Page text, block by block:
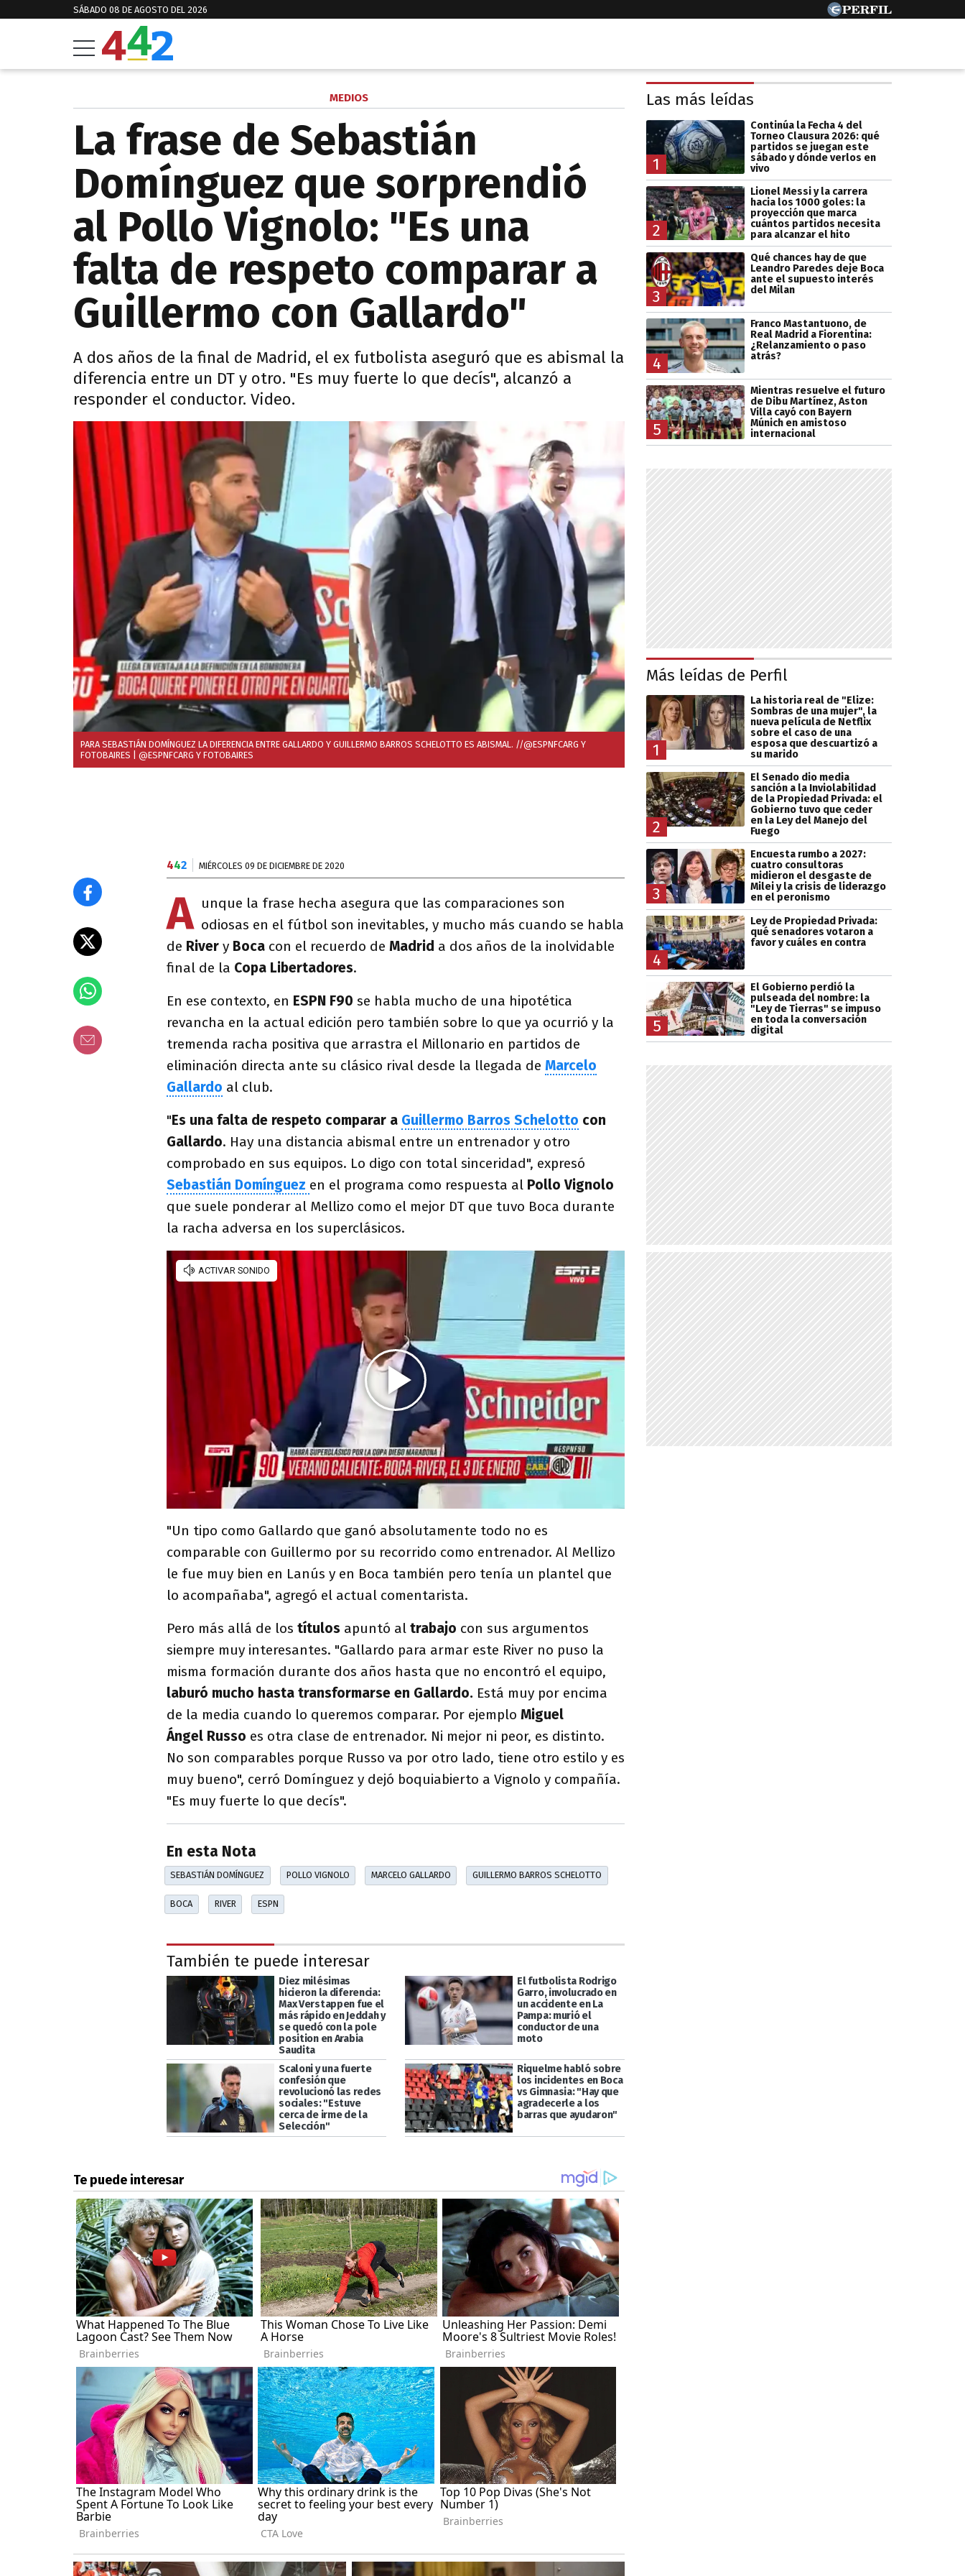
SÁBADO 08 DE AGOSTO DEL 2026
MEDIOS
La frase de Sebastián
Domínguez que sorprendió
al Pollo Vignolo: "Es una
falta de respeto comparar a
Guillermo con Gallardo"
A dos años de la final de Madrid, el ex futbolista aseguró que es abismal la
diferencia entre un DT y otro. "Es muy fuerte lo que decís", alcanzó a
responder el conductor. Video.
PARA SEBASTIÁN DOMÍNGUEZ LA DIFERENCIA ENTRE GALLARDO Y GUILLERMO BARROS SCHELOTTO ES ABISMAL. //@ESPNFCARG Y
FOTOBAIRES | @ESPNFCARG Y FOTOBAIRES
442 MIÉRCOLES 09 DE DICIEMBRE DE 2020
A unque la frase hecha asegura que las comparaciones son
odiosas en el fútbol son inevitables, y mucho más cuando se habla
de River y Boca con el recuerdo de Madrid a dos años de la inolvidable
final de la Copa Libertadores.
En ese contexto, en ESPN F90 se habla mucho de una hipotética
revancha en la actual edición pero también sobre lo que ya ocurrió y la
tremenda racha positiva que arrastra el Millonario en partidos de
eliminación directa ante su clásico rival desde la llegada de Marcelo
Gallardo al club.
"Es una falta de respeto comparar a Guillermo Barros Schelotto con
Gallardo. Hay una distancia abismal entre un entrenador y otro
comprobado en sus equipos. Lo digo con total sinceridad", expresó
Sebastián Domínguez en el programa como respuesta al Pollo Vignolo
que suele ponderar al Mellizo como el mejor DT que tuvo Boca durante
la racha adversa en los superclásicos.
"Un tipo como Gallardo que ganó absolutamente todo no es
comparable con Guillermo por su recorrido como entrenador. Al Mellizo
le fue muy bien en Lanús y en Boca también pero tenía un plantel que
lo acompañaba", agregó el actual comentarista.
Pero más allá de los títulos apuntó al trabajo con sus argumentos
siempre muy interesantes. "Gallardo para armar este River no puso la
misma formación durante dos años hasta que no encontró el equipo,
laburó mucho hasta transformarse en Gallardo. Está muy por encima
de la media cuando lo queremos comparar. Por ejemplo Miguel
Ángel Russo es otra clase de entrenador. Ni mejor ni peor, es distinto.
No son comparables porque Russo va por otro lado, tiene otro estilo y es
muy bueno", cerró Domínguez y dejó boquiabierto a Vignolo y compañía.
"Es muy fuerte lo que decís".
En esta Nota
SEBASTIÁN DOMÍNGUEZ POLLO VIGNOLO MARCELO GALLARDO GUILLERMO BARROS SCHELOTTO
BOCA RIVER ESPN
También te puede interesar
Diez milésimas
hicieron la diferencia:
Max Verstappen fue el
más rápido en Jeddah y
se quedó con la pole
position en Arabia
Saudita
El futbolista Rodrigo
Garro, involucrado en
un accidente en La
Pampa: murió el
conductor de una
moto
Scaloni y una fuerte
confesión que
revolucionó las redes
sociales: "Estuve
cerca de irme de la
Selección"
Riquelme habló sobre
los incidentes en Boca
vs Gimnasia: "Hay que
agradecerle a los
barras que ayudaron"
Las más leídas
1
Continúa la Fecha 4 del
Torneo Clausura 2026: qué
partidos se juegan este
sábado y dónde verlos en
vivo
2
Lionel Messi y la carrera
hacia los 1000 goles: la
proyección que marca
cuántos partidos necesita
para alcanzar el hito
3
Qué chances hay de que
Leandro Paredes deje Boca
ante el supuesto interés
del Milan
4
Franco Mastantuono, de
Real Madrid a Fiorentina:
¿Relanzamiento o paso
atrás?
5
Mientras resuelve el futuro
de Dibu Martínez, Aston
Villa cayó con Bayern
Múnich en amistoso
internacional
Más leídas de Perfil
1
La historia real de "Elize:
Sombras de una mujer", la
nueva película de Netflix
sobre el caso de una
esposa que descuartizó a
su marido
2
El Senado dio media
sanción a la Inviolabilidad
de la Propiedad Privada: el
Gobierno tuvo que ceder
en la Ley del Manejo del
Fuego
3
Encuesta rumbo a 2027:
cuatro consultoras
midieron el desgaste de
Milei y la crisis de liderazgo
en el peronismo
4
Ley de Propiedad Privada:
qué senadores votaron a
favor y cuáles en contra
5
El Gobierno perdió la
pulseada del nombre: la
"Ley de Tierras" se impuso
en toda la conversación
digital